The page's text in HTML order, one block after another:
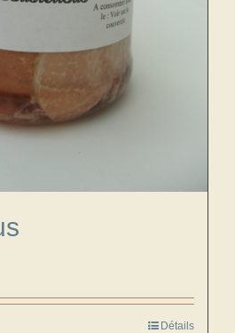
Détails